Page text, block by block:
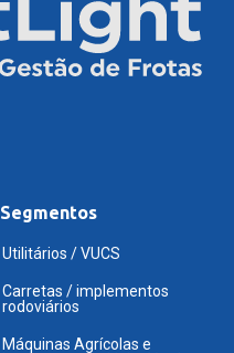
Segmentos
Utilitários / VUCS
Carretas / implementos
rodoviários
Máquinas Agrícolas e